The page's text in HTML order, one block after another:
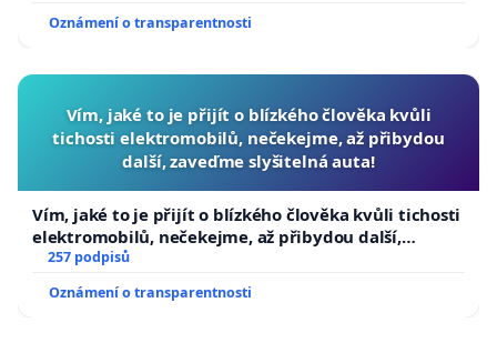
Oznámení o transparentnosti
Vím, jaké to je přijít o blízkého člověka kvůli
tichosti elektromobilů, nečekejme, až přibydou
další, zaveďme slyšitelná auta!
Vím, jaké to je přijít o blízkého člověka kvůli tichosti
elektromobilů, nečekejme, až přibydou další,
zaveďme slyšitelná auta!
257 podpisů
Oznámení o transparentnosti